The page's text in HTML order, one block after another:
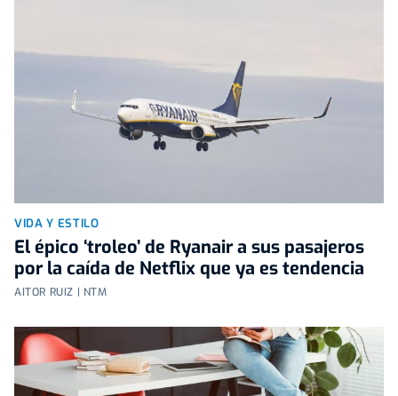
VIDA Y ESTILO
El épico ‘troleo’ de Ryanair a sus pasajeros
por la caída de Netflix que ya es tendencia
AITOR RUIZ | NTM